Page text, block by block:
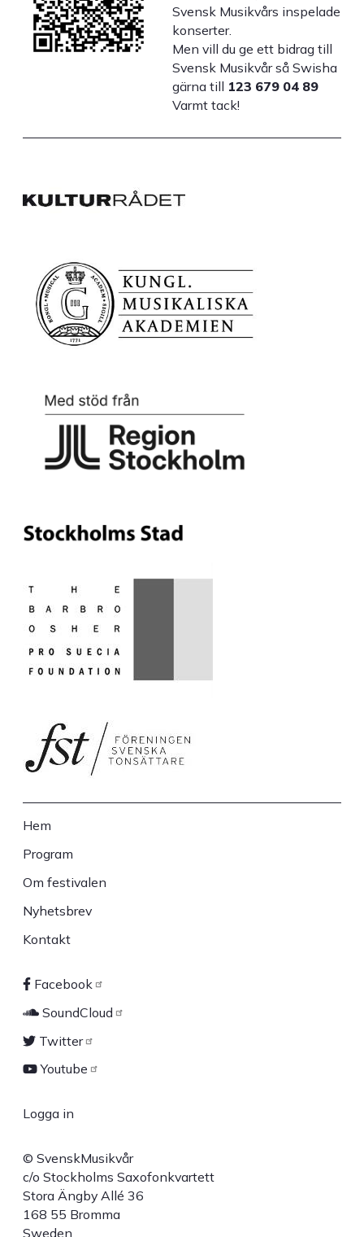
Svensk Musikvårs inspelade
konserter.
Men vill du ge ett bidrag till
Svensk Musikvår så Swisha
gärna till 123 679 04 89
Varmt tack!
Sidfot
Hem
Program
Om festivalen
Nyhetsbrev
Kontakt
Sociala
länkar
Facebook
SoundCloud
Twitter
Youtube
User
account
menu
Logga in
© SvenskMusikvår
c/o Stockholms Saxofonkvartett
Stora Ängby Allé 36
168 55 Bromma
Sweden